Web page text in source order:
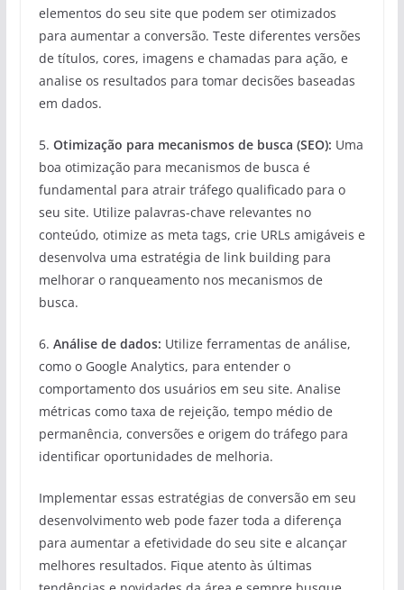
elementos do seu site que podem ser otimizados
para aumentar a conversão. Teste diferentes versões
de títulos, cores, imagens e chamadas para ação, e
analise os resultados para tomar decisões baseadas
em dados.
5. Otimização para mecanismos de busca (SEO): Uma
boa otimização para mecanismos de busca é
fundamental para atrair tráfego qualificado para o
seu site. Utilize palavras-chave relevantes no
conteúdo, otimize as meta tags, crie URLs amigáveis e
desenvolva uma estratégia de link building para
melhorar o ranqueamento nos mecanismos de
busca.
6. Análise de dados: Utilize ferramentas de análise,
como o Google Analytics, para entender o
comportamento dos usuários em seu site. Analise
métricas como taxa de rejeição, tempo médio de
permanência, conversões e origem do tráfego para
identificar oportunidades de melhoria.
Implementar essas estratégias de conversão em seu
desenvolvimento web pode fazer toda a diferença
para aumentar a efetividade do seu site e alcançar
melhores resultados. Fique atento às últimas